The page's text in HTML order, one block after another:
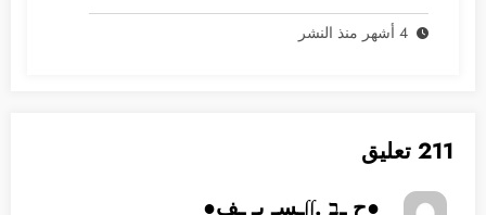
4 أشهر منذ النشر
211 تعليق
●ح ـב .∫∫ـسـ يـ ـف●